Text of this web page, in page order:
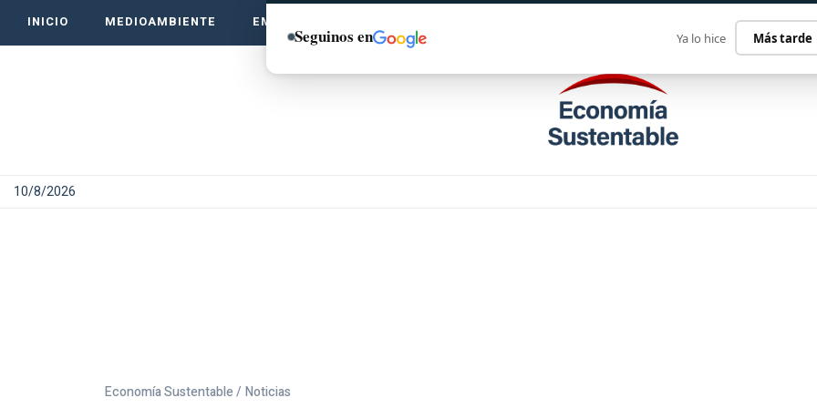
INICIO MEDIOAMBIENTE EMPRENDE VERDE
10/8/2026
Economía Sustentable / Noticias
Seguinos en Ya lo hice Más tarde